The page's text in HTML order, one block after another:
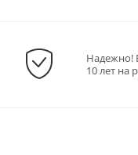
Надежно!
10 лет на